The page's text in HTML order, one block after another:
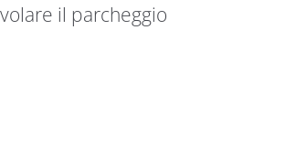
il parcheggio